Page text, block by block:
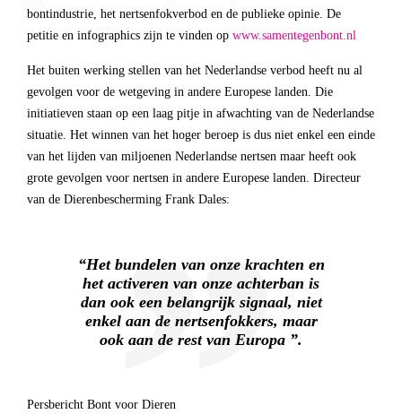
bontindustrie, het nertsenfokverbod en de publieke opinie. De
petitie en infographics zijn te vinden op www.samentegenbont.nl
Het buiten werking stellen van het Nederlandse verbod heeft nu al
gevolgen voor de wetgeving in andere Europese landen. Die
initiatieven staan op een laag pitje in afwachting van de Nederlandse
situatie. Het winnen van het hoger beroep is dus niet enkel een einde
van het lijden van miljoenen Nederlandse nertsen maar heeft ook
grote gevolgen voor nertsen in andere Europese landen. Directeur
van de Dierenbescherming Frank Dales:
“Het bundelen van onze krachten en
het activeren van onze achterban is
dan ook een belangrijk signaal, niet
enkel aan de nertsenfokkers, maar
ook aan de rest van Europa ”.
Persbericht Bont voor Dieren